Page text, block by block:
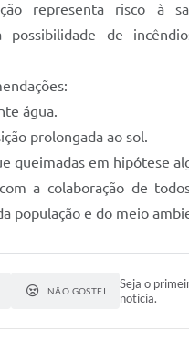
representa risco à
possibilidade de
água.
prolongada ao sol.
queimadas em hipótese
a colaboração de
população e do meio
NÃO GOSTEI
Seja o
notícia.